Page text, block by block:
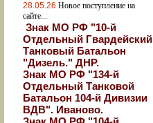
28.05.26 Новое поступление на
сайте...
Знак МО РФ "10-й
Отдельный Гвардейский
Танковый Батальон
"Дизель." ДНР.
Знак МО РФ "134-й
Отдельный Танковой
Батальон 104-й Дивизии
ВДВ". Иваново.